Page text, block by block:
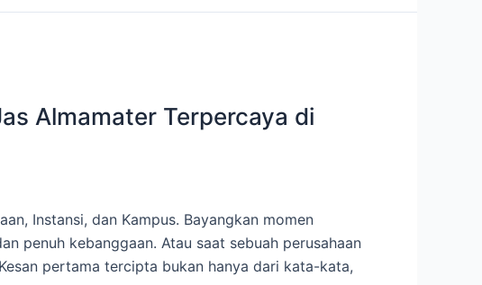
Almamater Terpercaya di
Instansi, dan Kampus. Bayangkan momen
penuh kebanggaan. Atau saat sebuah perusahaan
pertama tercipta bukan hanya dari kata-kata,